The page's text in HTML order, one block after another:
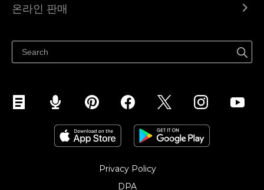
도움말 센터
온라인 판매
페이스북에서 판매하기
인스타그램에서 판매하기
Privacy Policy
DPA